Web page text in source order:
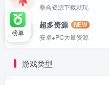
整合资源下载就玩
超多资源
NEW
安卓+PC大量资源
游戏类型
榜单